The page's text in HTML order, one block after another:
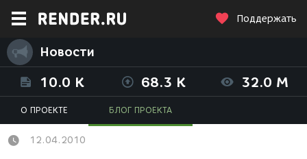
Поддержать
Новости
10.0 K 68.3 K 32.0 M
О ПРОЕКТЕ БЛОГ ПРОЕКТА
12.04.2010